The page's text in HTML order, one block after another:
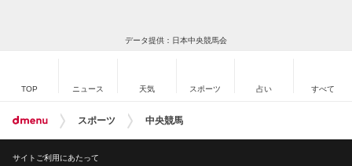
データ提供：日本中央競馬会
TOP ニュース 天気 スポーツ 占い すべて
スポーツ 中央競馬
サイトご利用にあたって